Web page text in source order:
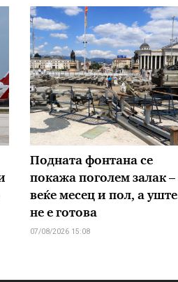
Подната фонтана се
покажа поголем залак –
веќе месец и пол, а уште
не е готова
07/08/2026 15:08